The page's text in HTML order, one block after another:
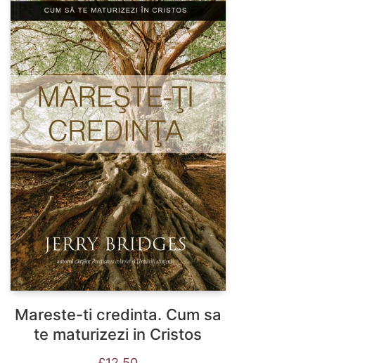
Mareste-ti credinta. Cum sa
te maturizezi in Cristos